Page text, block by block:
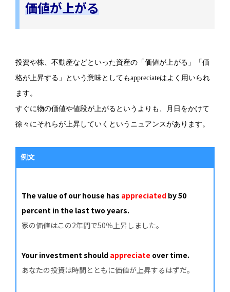
価値が上がる
投資や株、不動産などといった資産の「価値が上がる」「価
格が上昇する」という意味としてもappreciateはよく用いられ
ます。
すぐに物の価値や値段が上がるというよりも、月日をかけて
徐々にそれらが上昇していくというニュアンスがあります。
例文
The value of our house has appreciated by 50
percent in the last two years.
家の価値はこの2年間で50％上昇しました。
Your investment should appreciate over time.
あなたの投資は時間とともに価値が上昇するはずだ。